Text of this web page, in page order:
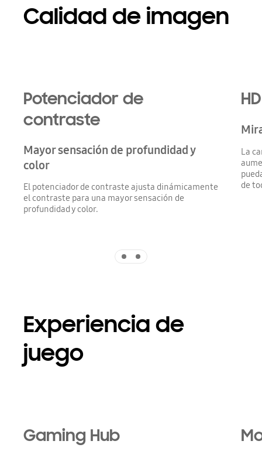
Calidad de imagen
Potenciador de
contraste
Mayor sensación de profundidad y
color
El potenciador de contraste ajusta dinámicamente
el contraste para una mayor sensación de
profundidad y color.
La
de
Experiencia de
juego
Gaming Hub